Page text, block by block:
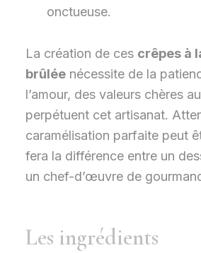
onctueuse.
La création de ces crêpes à
brûléenécessite de la
l’amour, des valeurs chères
perpétuent cet artisanat.
caramélisation parfaite peut
fera la différence entre un
un chef-d’œuvre de
Les ingrédients